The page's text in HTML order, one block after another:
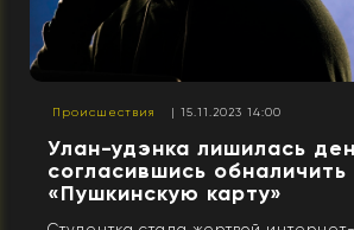
Происшествия | 15.11.2023 14:00
Улан-удэнка лишилась
согласившись обналичить
«Пушкинскую карту»